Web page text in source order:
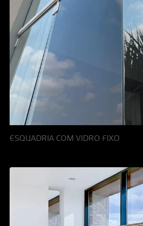
ESQUADRIA COM VIDRO FIXO